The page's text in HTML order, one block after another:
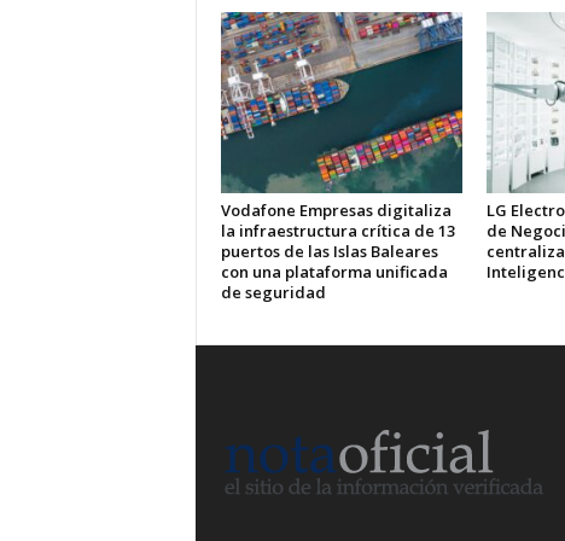
Vodafone Empresas digitaliza
la infraestructura crítica de 13
puertos de las Islas Baleares
con una plataforma unificada
de seguridad
LG
de